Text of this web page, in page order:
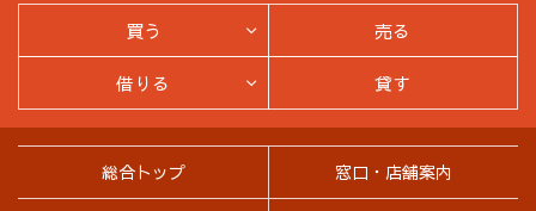
総合トップ 窓口・店舗案内
買う
売る
借りる
貸す